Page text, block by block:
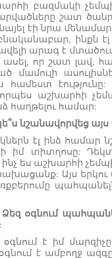
բազմակի
շատ ծանր
էի նրա
ինքն էլ
արագ է
ասել, որ շատ լավ,
համեստ
աշխարհի
հաղթելու համար:
նշանավորվեց այս
էլ ինձ համար
իմ տիտղոսը:
ես աշխարհի
Այս
Ձեզ օգնում
է իմ
է ամբողջ